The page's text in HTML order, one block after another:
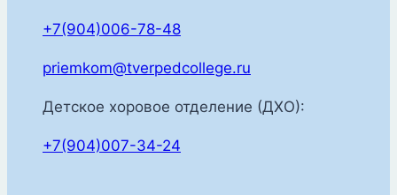
+7(904)006-78-48
priemkom@tverpedcollege.ru
Детское хоровое отделение (ДХО):
+7(904)007-34-24